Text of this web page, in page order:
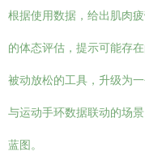
根据使用数据，给出肌肉
的体态评估，提示可能存
被动放松的工具，升级为
与运动手环数据联动的场
蓝图。